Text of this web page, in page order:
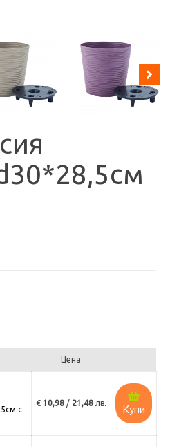
Цена
с
€ 10,98 / 21,48 лв.
Купи